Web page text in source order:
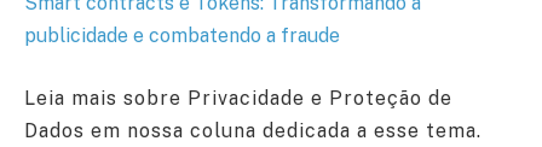
publicidade e combatendo a fraude
Leia mais sobre Privacidade e Proteção de
Dados em nossa coluna dedicada a esse tema.